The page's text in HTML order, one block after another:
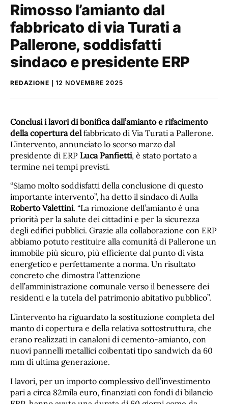
Rimosso l’amianto dal
fabbricato di via Turati a
Pallerone, soddisfatti
sindaco e presidente ERP
REDAZIONE 12 NOVEMBRE 2025
Conclusi i lavori di bonifica dall’amianto e rifacimento
della copertura delfabbricato di Via Turati a Pallerone.
L’intervento, annunciato lo scorso marzo dal
presidente di ERP Luca Panfietti, è stato portato a
termine nei tempi previsti.
“Siamo molto soddisfatti della conclusione di questo
importante intervento”, ha detto il sindaco di Aulla
Roberto Valettini. “La rimozione dell’amianto è una
priorità per la salute dei cittadini e per la sicurezza
degli edifici pubblici. Grazie alla collaborazione con ERP
abbiamo potuto restituire alla comunità di Pallerone un
immobile più sicuro, più efficiente dal punto di vista
energetico e perfettamente a norma. Un risultato
concreto che dimostra l’attenzione
dell’amministrazione comunale verso il benessere dei
residenti e la tutela del patrimonio abitativo pubblico”.
L’intervento ha riguardato la sostituzione completa del
manto di copertura e della relativa sottostruttura, che
erano realizzati in canaloni di cemento-amianto, con
nuovi pannelli metallici coibentati tipo sandwich da 60
mm di ultima generazione.
I lavori, per un importo complessivo dell’investimento
pari a circa 82mila euro, finanziati con fondi di bilancio